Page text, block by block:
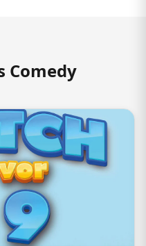
Comedy